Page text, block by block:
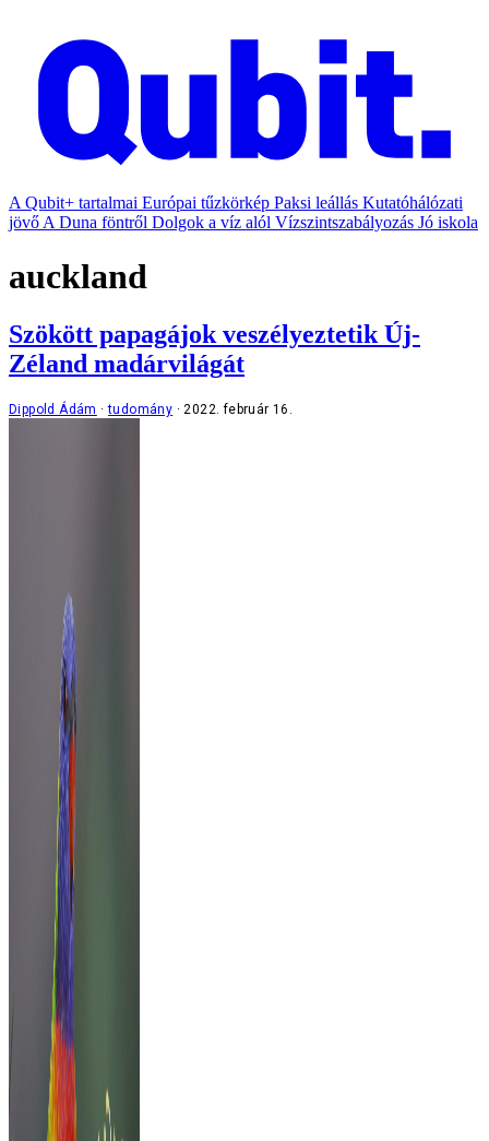
A Qubit+ tartalmai Európai tűzkörkép Paksi leállás Kutatóhálózati
jövő A Duna föntről Dolgok a víz alól Vízszintszabályozás Jó iskola
auckland
Szökött papagájok veszélyeztetik Új-
Zéland madárvilágát
Dippold Ádám tudomány 2022. február 16.